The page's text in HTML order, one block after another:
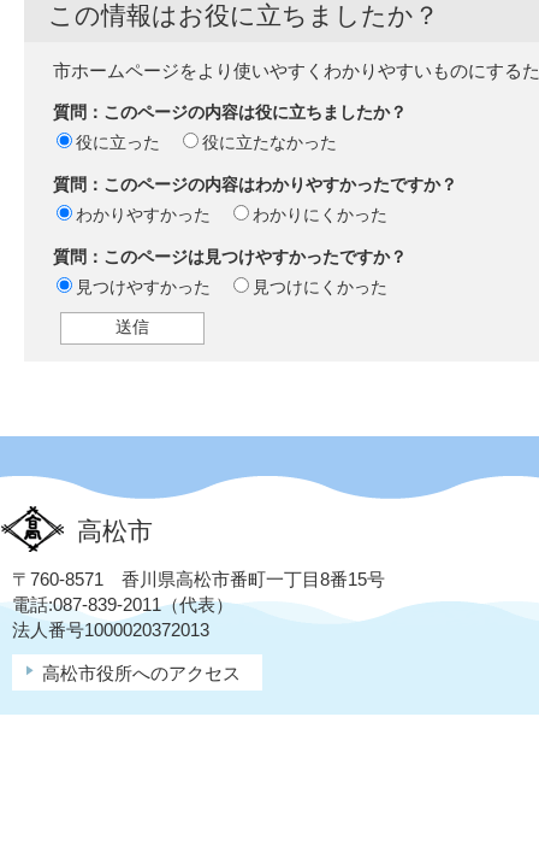
この情報はお役に立ちましたか？
市ホームページをより使いやすくわかりやすいものにする
質問：このページの内容は役に立ちましたか？
役に立った
役に立たなかった
質問：このページの内容はわかりやすかったですか？
わかりやすかった
わかりにくかった
質問：このページは見つけやすかったですか？
見つけやすかった
見つけにくかった
高松市
〒760-8571 香川県高松市番町一丁目8番15号
電話:087-839-2011（代表）
法人番号1000020372013
高松市役所へのアクセス